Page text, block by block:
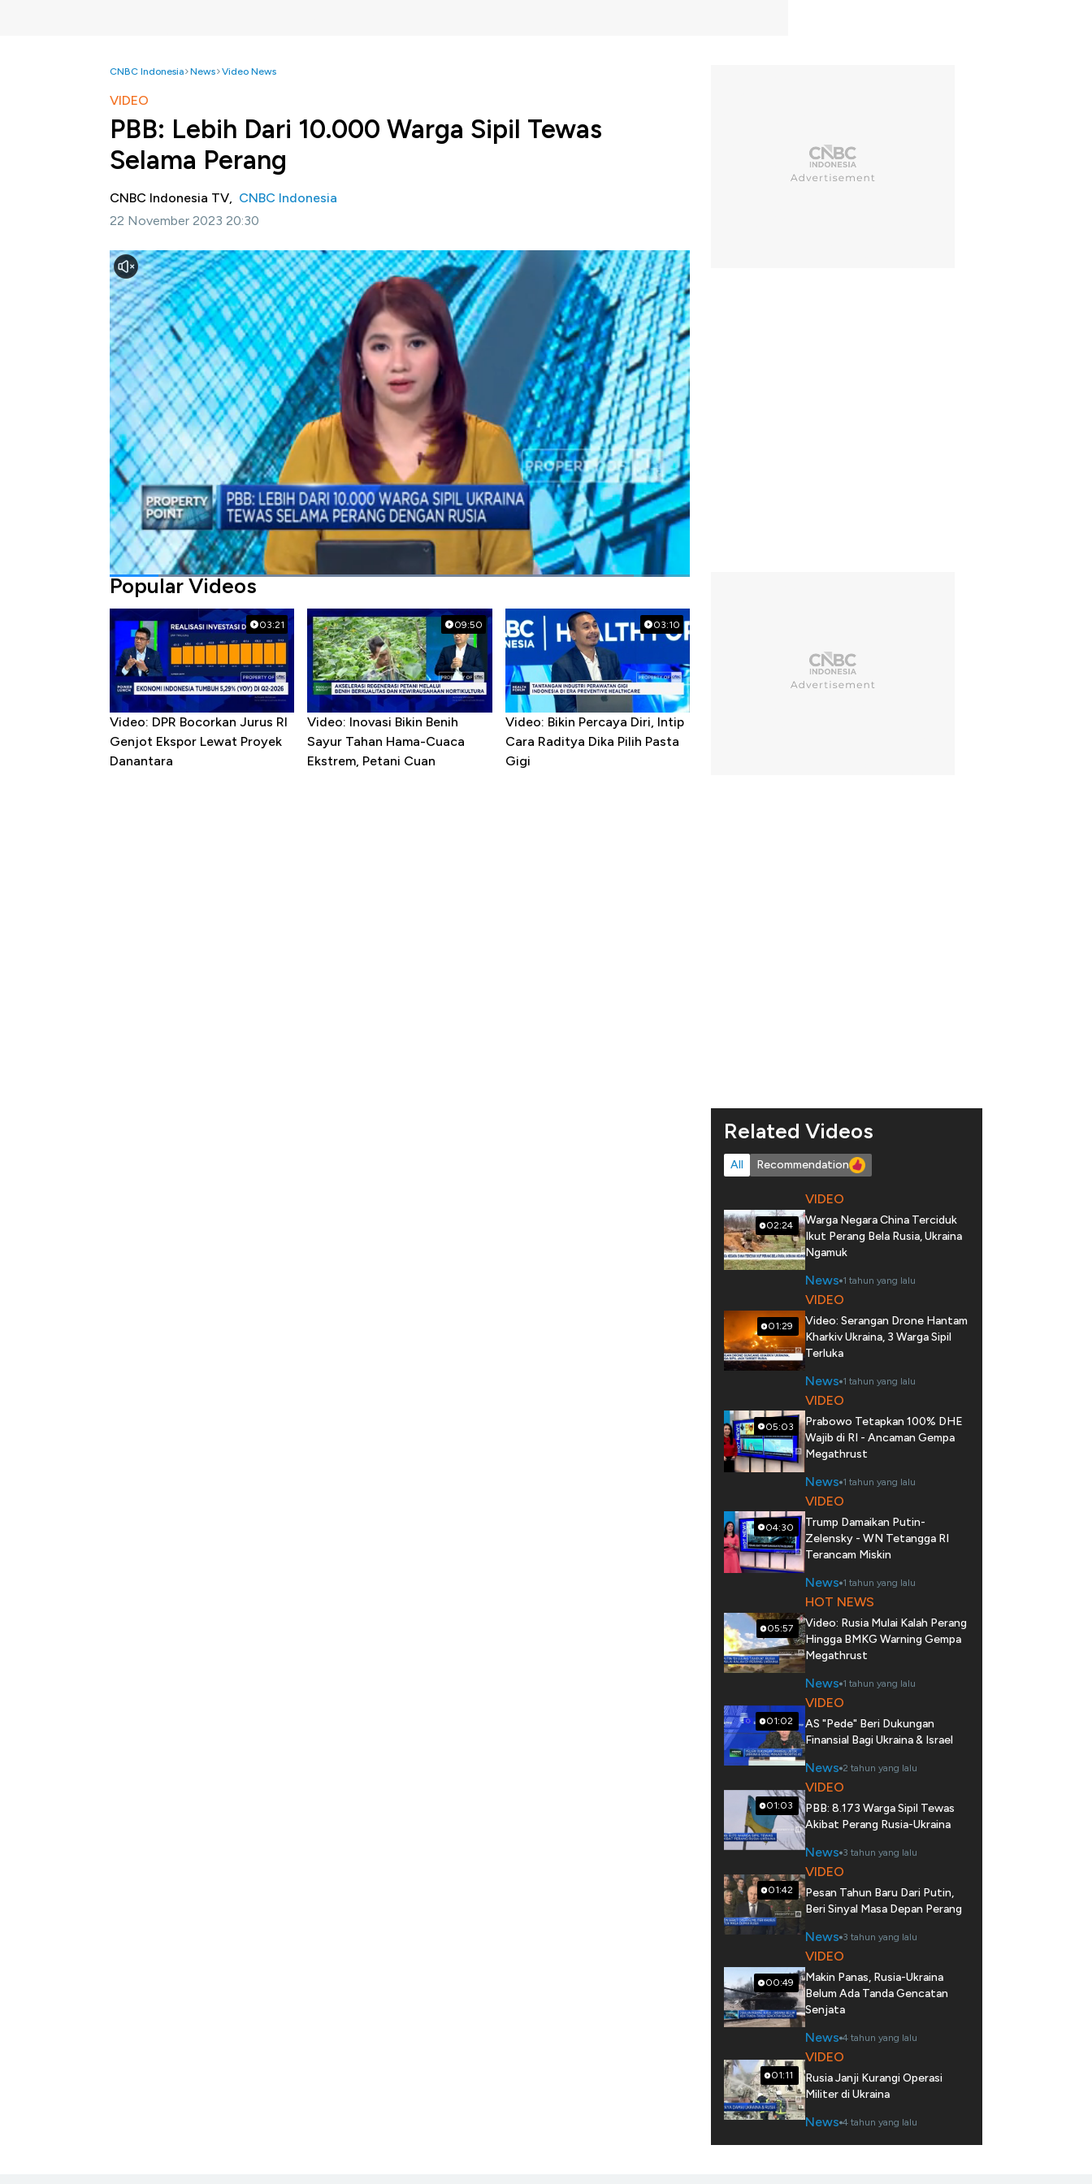
CNBC Indonesia News Video News
VIDEO
PBB: Lebih Dari 10.000 Warga Sipil Tewas
Selama Perang
CNBC Indonesia TV, CNBC Indonesia
22 November 2023 20:30
Jakarta, CNBC Indonesia -Lebih dari satu tahun sudah perang antara Rusia dan Ukraina berjalan
sejak Februari 2022. Selama itu pula lebih dari 10.000 warga sipil Ukraina kehilangan nyawa. Misi
pemantau hak asasi manusia PBB di Ukraina (HRMMU) mengatakan lebih dari 10.000 warga sipil telah
terbunuh di Ukraina sejak invasi Rusia tahun lalu.
Selengkapnya dalam program Property Point CNBC Indonesia (Rabu, 22/11/2023) berikut ini.
Bagikan:
#perang rusia ukraina #konflik
Popular Videos
03:21
Video: DPR Bocorkan Jurus RI
Genjot Ekspor Lewat Proyek
Danantara
09:50
Video: Inovasi Bikin Benih
Sayur Tahan Hama-Cuaca
Ekstrem, Petani Cuan
03:10
Video: Bikin Percaya Diri, Intip
Cara Raditya Dika Pilih Pasta
Gigi
Related Videos
All Recommendation
02:24
VIDEO
Warga Negara China Terciduk
Ikut Perang Bela Rusia, Ukraina
Ngamuk
News 1 tahun yang lalu
01:29
VIDEO
Video: Serangan Drone Hantam
Kharkiv Ukraina, 3 Warga Sipil
Terluka
News 1 tahun yang lalu
05:03
VIDEO
Prabowo Tetapkan 100% DHE
Wajib di RI - Ancaman Gempa
Megathrust
News 1 tahun yang lalu
04:30
VIDEO
Trump Damaikan Putin-
Zelensky - WN Tetangga RI
Terancam Miskin
News 1 tahun yang lalu
05:57
HOT NEWS
Video: Rusia Mulai Kalah Perang
Hingga BMKG Warning Gempa
Megathrust
News 1 tahun yang lalu
01:02
VIDEO
AS "Pede" Beri Dukungan
Finansial Bagi Ukraina & Israel
News 2 tahun yang lalu
01:03
VIDEO
PBB: 8.173 Warga Sipil Tewas
Akibat Perang Rusia-Ukraina
News 3 tahun yang lalu
01:42
VIDEO
Pesan Tahun Baru Dari Putin,
Beri Sinyal Masa Depan Perang
News 3 tahun yang lalu
00:49
VIDEO
Makin Panas, Rusia-Ukraina
Belum Ada Tanda Gencatan
Senjata
News 4 tahun yang lalu
01:11
VIDEO
Rusia Janji Kurangi Operasi
Militer di Ukraina
News 4 tahun yang lalu